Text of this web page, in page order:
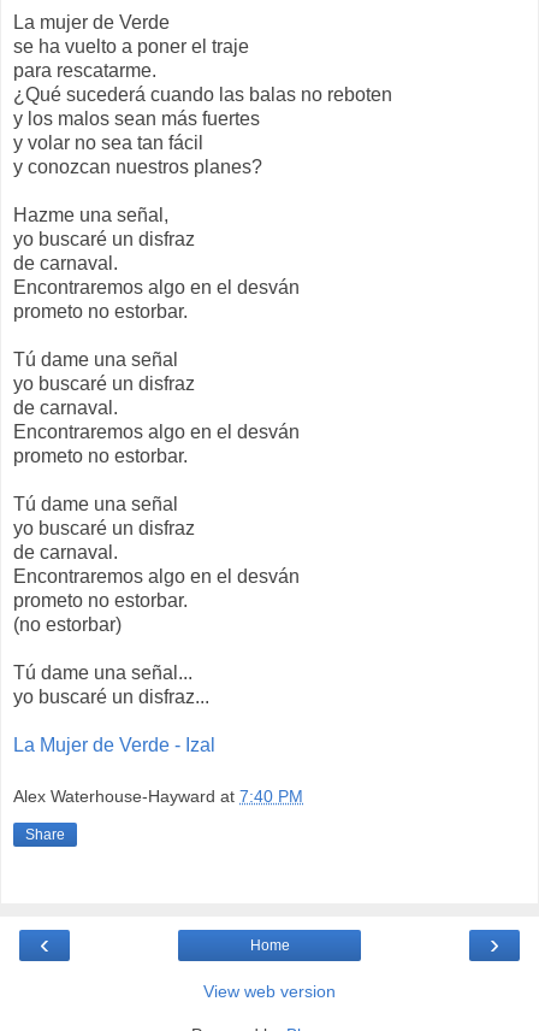
La mujer de Verde
se ha vuelto a poner el traje
para rescatarme.
¿Qué sucederá cuando las balas no reboten
y los malos sean más fuertes
y volar no sea tan fácil
y conozcan nuestros planes?
Hazme una señal,
yo buscaré un disfraz
de carnaval.
Encontraremos algo en el desván
prometo no estorbar.
Tú dame una señal
yo buscaré un disfraz
de carnaval.
Encontraremos algo en el desván
prometo no estorbar.
Tú dame una señal
yo buscaré un disfraz
de carnaval.
Encontraremos algo en el desván
prometo no estorbar.
(no estorbar)
Tú dame una señal...
yo buscaré un disfraz...
La Mujer de Verde - Izal
Alex Waterhouse-Hayward at 7:40 PM
Share
‹ ›
Home
View web version